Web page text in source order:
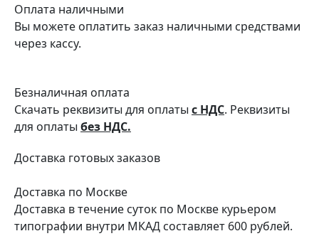
Оплата наличными
Вы можете оплатить заказ наличными средствами
через кассу.
Безналичная оплата
Скачать реквизиты для оплаты с НДС. Реквизиты
для оплаты без НДС.
Доставка готовых заказов
Доставка по Москве
Доставка в течение суток по Москве курьером
типографии внутри МКАД составляет 600 рублей.